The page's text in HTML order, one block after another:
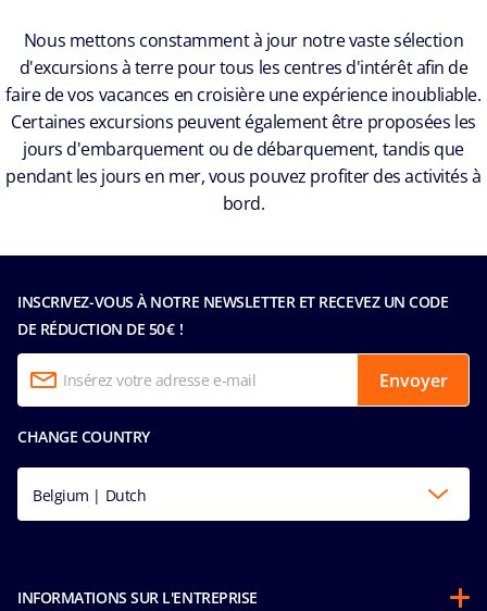
Nous mettons constamment à jour notre vaste sélection
d'excursions à terre pour tous les centres d'intérêt afin de
faire de vos vacances en croisière une expérience inoubliable.
Certaines excursions peuvent également être proposées les
jours d'embarquement ou de débarquement, tandis que
pendant les jours en mer, vous pouvez profiter des activités à
bord.
INSCRIVEZ-VOUS À NOTRE NEWSLETTER ET RECEVEZ UN CODE
DE RÉDUCTION DE 50 € !
Envoyer
CHANGE COUNTRY
Belgium | Dutch
INFORMATIONS SUR L'ENTREPRISE